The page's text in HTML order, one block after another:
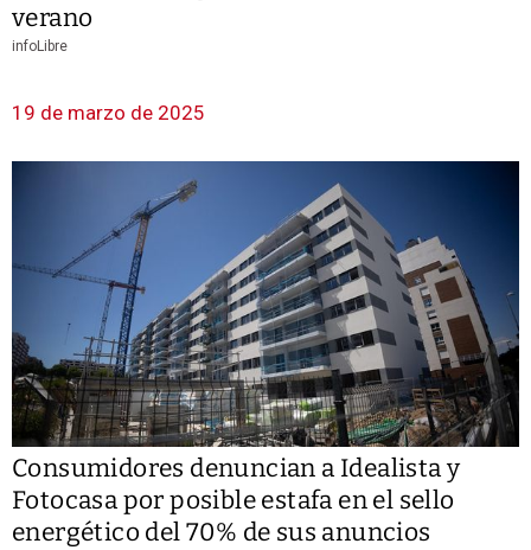
verano
infoLibre
19 de marzo de 2025
Consumidores denuncian a Idealista y
Fotocasa por posible estafa en el sello
energético del 70% de sus anuncios